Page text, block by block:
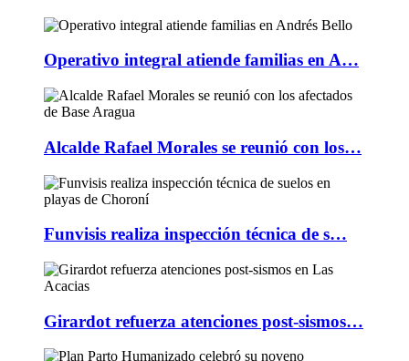
Operativo integral atiende familias en A…
Alcalde Rafael Morales se reunió con los…
Funvisis realiza inspección técnica de s…
Girardot refuerza atenciones post-sismos…